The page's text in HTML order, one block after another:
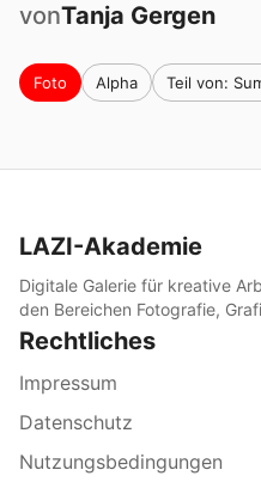
vonTanja Gergen
Foto Alpha Teil von:
LAZI-Akademie
Digitale Galerie für kreative
den Bereichen Fotografie,
Rechtliches
Impressum
Datenschutz
Nutzungsbedingungen